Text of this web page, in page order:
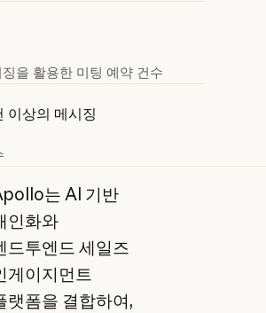
을 활용한 미팅 예약 건수
이상의 메시징
는 AI 기반
인화와
드투엔드 세일즈
게이지먼트
랫폼을 결합하여,